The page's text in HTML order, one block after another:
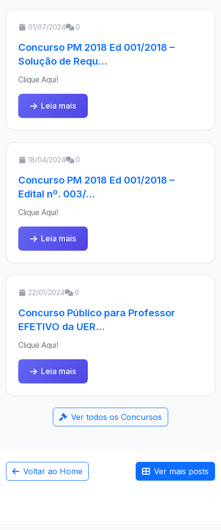
01/07/2024 0
Concurso PM 2018 Ed 001/2018 –
Solução de Requ...
Clique Aqui!
Leia mais
18/04/2024 0
Concurso PM 2018 Ed 001/2018 –
Edital nº. 003/...
Clique Aqui!
Leia mais
22/01/2024 0
Concurso Público para Professor
EFETIVO da UER...
Clique Aqui!
Leia mais
Ver todos os Concursos
Voltar ao Home Ver mais posts